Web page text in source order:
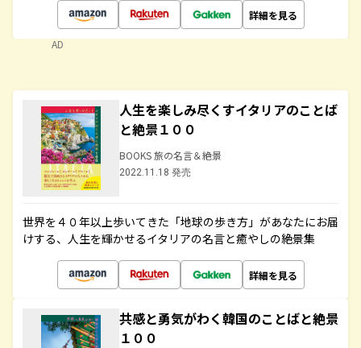
詳細を見る
AD
人生を楽しみ尽くすイタリアのことば
と絶景１００
BOOKS 旅の名言＆絶景
2022.11.18 発売
世界を４０年以上歩いてきた「地球の歩き方」があなたにお届
けする、人生を輝かせるイタリアの名言と癒やしの絶景集
詳細を見る
共感と勇気がわく韓国のことばと絶景
１００